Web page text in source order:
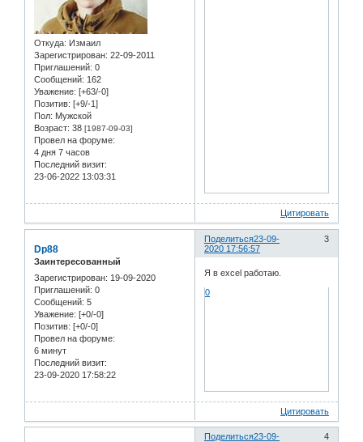
Откуда: Измаил
Зарегистрирован: 22-09-2011
Приглашений: 0
Сообщений: 162
Уважение: [+63/-0]
Позитив: [+9/-1]
Пол: Мужской
Возраст: 38 [1987-09-03]
Провел на форуме:
4 дня 7 часов
Последний визит:
23-06-2022 13:03:31
Цитировать
Поделиться 3
23-09-
2020 17:56:57
Dp88
Заинтересованный
Зарегистрирован: 19-09-2020
Приглашений: 0
Сообщений: 5
Уважение: [+0/-0]
Позитив: [+0/-0]
Провел на форуме:
6 минут
Последний визит:
23-09-2020 17:58:22
Я в excel работаю.
0
Цитировать
Поделиться 4
23-09-